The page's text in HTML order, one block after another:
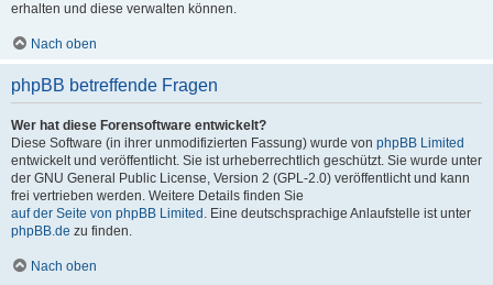
erhalten und diese verwalten können.
Nach oben
phpBB betreffende Fragen
Wer hat diese Forensoftware entwickelt?
Diese Software (in ihrer unmodifizierten Fassung) wurde von phpBB Limited
entwickelt und veröffentlicht. Sie ist urheberrechtlich geschützt. Sie wurde unter
der GNU General Public License, Version 2 (GPL-2.0) veröffentlicht und kann
frei vertrieben werden. Weitere Details finden Sie
auf der Seite von phpBB Limited . Eine deutschsprachige Anlaufstelle ist unter
phpBB.de zu finden.
Nach oben